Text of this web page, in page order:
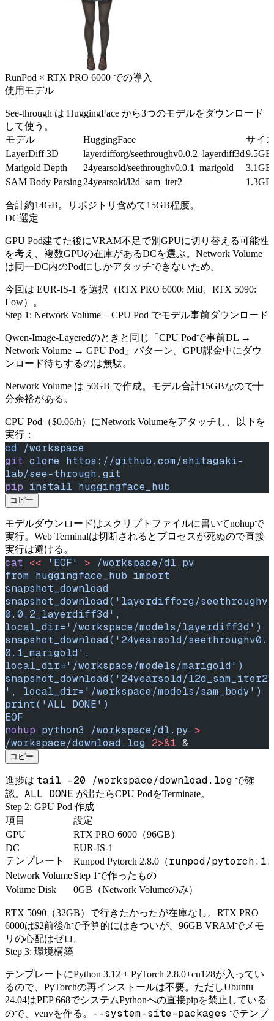
RunPod × RTX PRO 6000 での導入
使用モデル
See-through は HuggingFace から3つのモデルをダウンロード
して使う。
モデル
HuggingFace
サイ
LayerDiff 3D
layerdifforg/seethroughv0.0.2_layerdiff3d9.5GB
Marigold Depth
24yearsold/seethroughv0.0.1_marigold
3.1GB
SAM Body Parsing24yearsold/l2d_sam_iter2 1.3GB
合計約14GB。リポジトリ含めて15GB程度。
DC選定
GPU Pod建てた後にVRAM不足で別GPUに切り替える可能性
を考え、複数GPUの在庫があるDCを選ぶ。Network Volume
は同一DC内のPodにしかアタッチできないため。
今回は EUR-IS-1 を選択（RTX PRO 6000: Mid、RTX 5090:
Low）。
Step 1: Network Volume + CPU Pod でモデル事前ダウンロード
Qwen-Image-Layeredのとき と同じ「CPU Podで事前DL →
Network Volume → GPU Pod」パターン。GPU課金中にダウ
ンロード待ちするのは無駄。
Network Volume は 50GB で作成。モデル合計15GBなので十
分余裕がある。
CPU Pod（$0.06/h）にNetwork Volumeをアタッチし、以下を
実行：
cd /workspace
git clone https://github.com/shitagaki-
lab/see-through.git
pip install huggingface_hub
コピー
モデルダウンロードはスクリプトファイルに書いてnohupで
実行。Web Terminalは切断されるとプロセスが死ぬので直接
実行は避ける。
cat << 'EOF' > /workspace/dl.py
from huggingface_hub import
snapshot_download
snapshot_download('layerdifforg/seethroughv
0.0.2_layerdiff3d',
local_dir='/workspace/models/layerdiff3d')
snapshot_download('24yearsold/seethroughv0.
0.1_marigold',
local_dir='/workspace/models/marigold')
snapshot_download('24yearsold/l2d_sam_iter2
', local_dir='/workspace/models/sam_body')
print('ALL DONE')
EOF
nohup python3 /workspace/dl.py >
/workspace/download.log 2>&1 &
コピー
進捗は tail -20 /workspace/download.log で確
認。 ALL DONE が出たらCPU PodをTerminate。
Step 2: GPU Pod 作成
項目
設定
GPU
RTX PRO 6000（96GB）
DC
EUR-IS-1
テンプレート
Runpod Pytorch 2.8.0（runpod/
Network VolumeStep 1で作ったもの
Volume Disk
0GB（Network Volumeのみ）
RTX 5090（32GB）で行きたかったが在庫なし。RTX PRO
6000は$2前後/hで予算的にはきついが、96GB VRAMでメモ
リの心配はゼロ。
Step 3: 環境構築
テンプレートにPython 3.12 + PyTorch 2.8.0+cu128が入ってい
るので、PyTorchの再インストールは不要。ただしUbuntu
24.04はPEP 668でシステムPythonへの直接pipを禁止している
ので、venvを作る。
--system-site-packages でテンプ